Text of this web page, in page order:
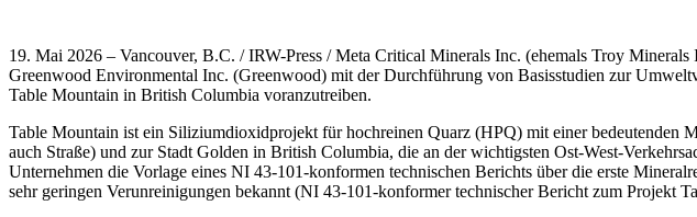
19. Mai 2026 – Vancouver, B.C. / IRW-Press / Meta Critical Minerals Inc. (ehemals Troy
Greenwood Environmental Inc. (Greenwood) mit der Durchführung von Basisstudien zur
Table Mountain in British Columbia voranzutreiben.
Table Mountain ist ein Siliziumdioxidprojekt für hochreinen Quarz (HPQ) mit einer bedeutenden
auch Straße) und zur Stadt Golden in British Columbia, die an der wichtigsten Ost-West-
Unternehmen die Vorlage eines NI 43-101-konformen technischen Berichts über die erste
sehr geringen Verunreinigungen bekannt (NI 43-101-konformer technischer Bericht zum Projekt